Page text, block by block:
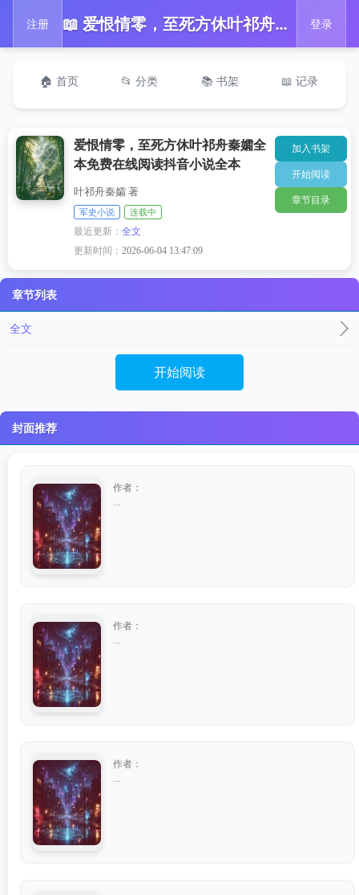
注册 📖 爱恨情零，至死方休叶祁舟秦孀全本免费在线阅读抖音小说全本 登录
🏠 首页 📂 分类 📚 书架 📖 记录
爱恨情零，至死方休叶祁舟秦孀全
本免费在线阅读抖音小说全本
叶祁舟秦孀 著
军史小说 连载中
最近更新：全文
更新时间：2026-06-04 13:47:09
加入书架
开始阅读
章节目录
章节列表
全文
开始阅读
封面推荐
作者：
作者：
作者：